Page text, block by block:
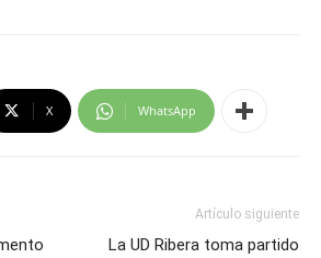
X WhatsApp
Artículo siguiente
La UD Ribera toma partido